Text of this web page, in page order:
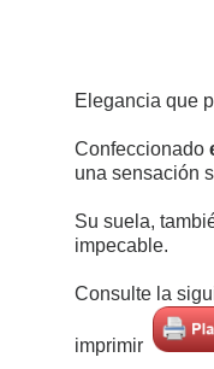
Elegancia que
Confeccionado
una sensación
Su suela,
impecable.
Consulte la
imprimir